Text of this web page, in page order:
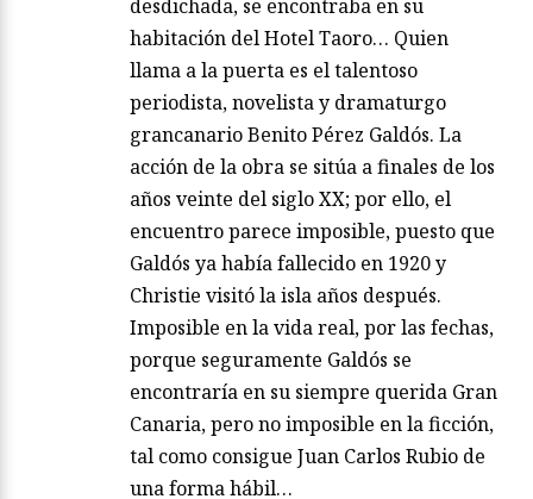
desdichada, se encontraba en su
habitación del Hotel Taoro… Quien
llama a la puerta es el talentoso
periodista, novelista y dramaturgo
grancanario Benito Pérez Galdós. La
acción de la obra se sitúa a finales de los
años veinte del siglo XX; por ello, el
encuentro parece imposible, puesto que
Galdós ya había fallecido en 1920 y
Christie visitó la isla años después.
Imposible en la vida real, por las fechas,
porque seguramente Galdós se
encontraría en su siempre querida Gran
Canaria, pero no imposible en la ficción,
tal como consigue Juan Carlos Rubio de
una forma hábil…